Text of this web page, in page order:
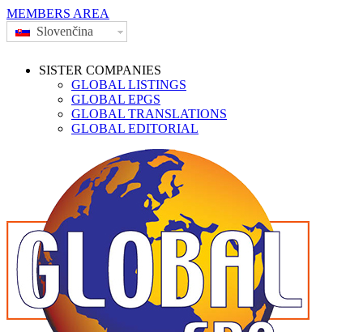
MEMBERS AREA
Slovenčina
SISTER COMPANIES
GLOBAL LISTINGS
GLOBAL EPGS
GLOBAL TRANSLATIONS
GLOBAL EDITORIAL